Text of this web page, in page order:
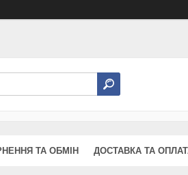
ТА ОБМІН ДОСТАВКА ТА